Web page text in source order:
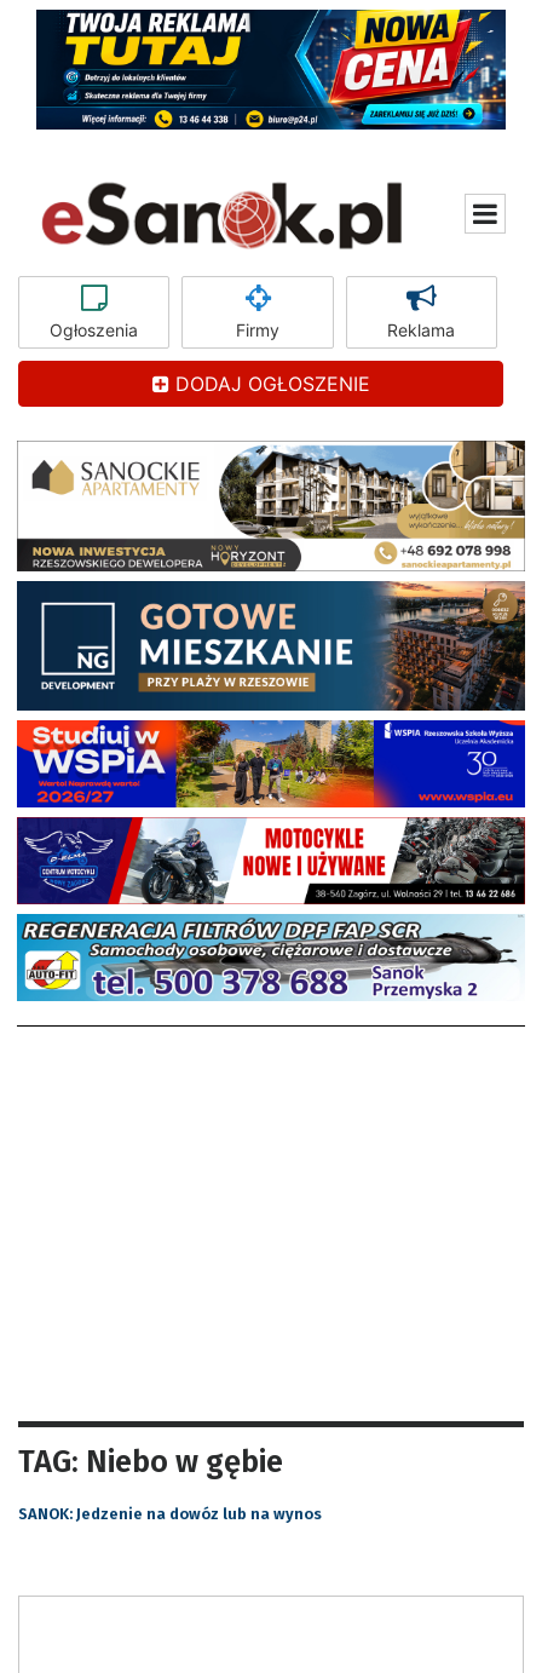
Ogłoszenia Firmy Reklama
DODAJ OGŁOSZENIE
TAG: Niebo w gębie
SANOK: Jedzenie na dowóz lub na wynos